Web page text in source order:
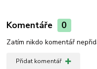
Komentáře 0
Zatím nikdo komentář
Přidat komentář